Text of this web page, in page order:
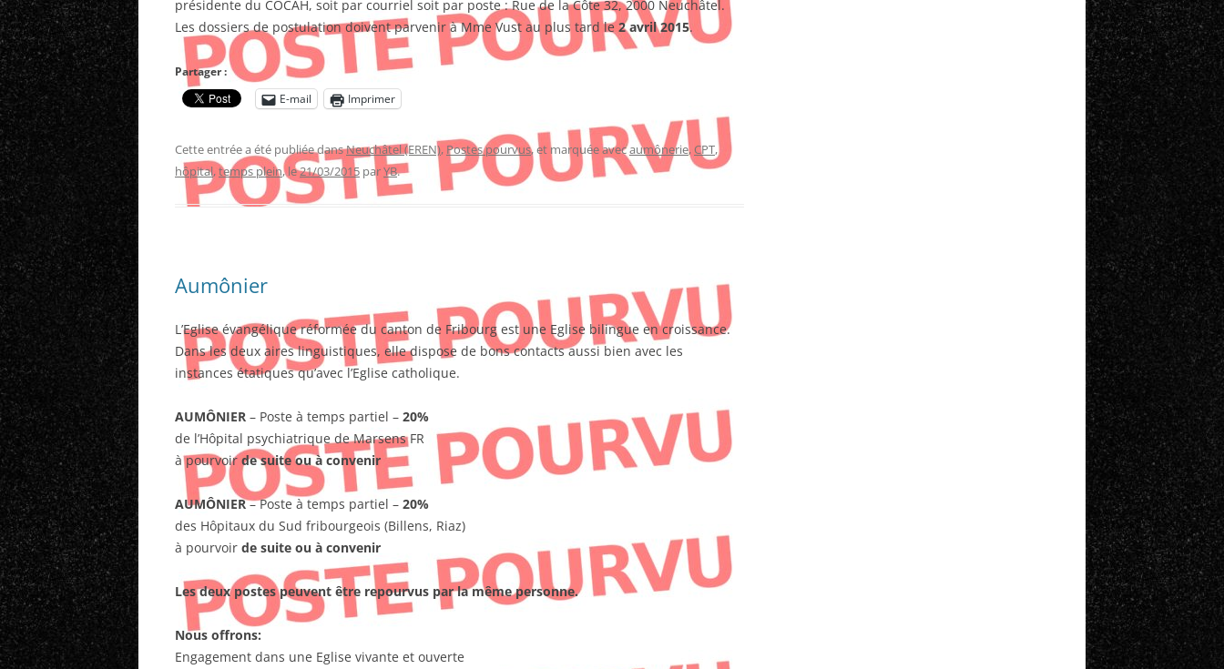
présidente du COCAH, soit par courriel soit par poste : Rue de la Côte 32, 2000 Neuchâtel.
Les dossiers de postulation doivent parvenir à Mme Vust au plus tard le2 avril 2015.
Partager :
E-mail
Imprimer
Cette entrée a été publiée dansNeuchâtel (EREN), Postes pourvus, et marquée avecaumônerie,CPT,
hôpital,temps plein, le21/03/2015 parYB.
Aumônier
L’Eglise évangélique réformée du canton de Fribourg est une Eglise bilingue en croissance.
Dans les deux aires linguistiques, elle dispose de bons contacts aussi bien avec les
instances étatiques qu’avec l’Eglise catholique.
AUMÔNIER – Poste à temps partiel – 20%
de l’Hôpital psychiatrique de Marsens FR
à pourvoirde suite ou à convenir
AUMÔNIER– Poste à temps partiel – 20%
des Hôpitaux du Sud fribourgeois (Billens, Riaz)
à pourvoir de suite ou à convenir
Les deux postes peuvent être repourvus par la même personne.
Nous offrons:
Engagement dans une Eglise vivante et ouverte